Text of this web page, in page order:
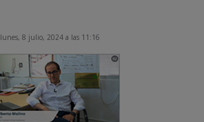
lunes, 8 julio, 2024 a las 11:16